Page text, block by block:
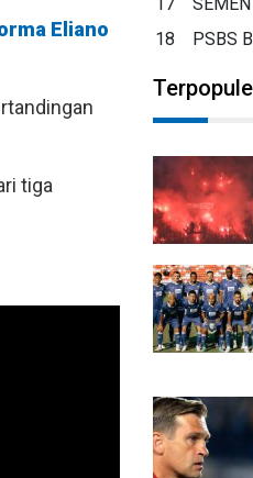
Eliano
tiga
17
18
PSBS